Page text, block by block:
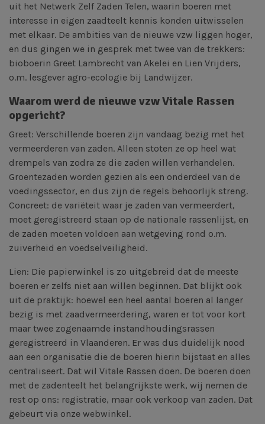
uit het Netwerk Zelf Zaden Telen, waarin boeren met
interesse in eigen zaadteelt kennis konden uitwisselen
met elkaar. De ambities van de nieuwe vzw liggen hoger,
en dus gingen we in gesprek met twee van de trekkers:
bioboerin Greet Lambrecht van Akelei en Lien Vrijders,
o.m. lesgever agro-ecologie bij Landwijzer.
Waarom werd de nieuwe vzw Vitale Rassen
opgericht?
Greet: Verschillende boeren zijn vandaag bezig met het
vermeerderen van zaden. Alleen stoten ze op heel wat
drempels van zodra ze die zaden willen verhandelen.
Groentezaden worden gezien als een onderdeel van de
voedingssector, en dus zijn de regels behoorlijk streng.
Concreet: de variëteit waar je zaden van vermeerdert,
moet geregistreerd staan op de nationale rassenlijst, en
de zaden moeten voldoen aan wetgeving rond o.m.
zuiverheid en voedselveiligheid.
Lien: Die papierwinkel is zo uitgebreid dat de meeste
boeren er zelfs niet aan willen beginnen. Dat blijkt ook
uit de praktijk: hoewel een heel aantal boeren al langer
bezig is met zaadvermeerdering, waren er tot voor kort
maar twee zogenaamde instandhoudingsrassen
geregistreerd in Vlaanderen. Er was dus duidelijk nood
aan een organisatie die de boeren hierin bijstaat en alles
centraliseert. Dat wil Vitale Rassen doen. De boeren doen
met de zadenteelt het belangrijkste werk, wij nemen de
rest op ons: registratie, maar ook verkoop van zaden. Dat
gebeurt via onze webwinkel.